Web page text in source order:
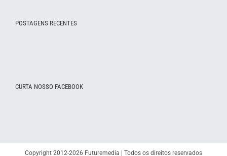
POSTAGENS RECENTES
CURTA NOSSO FACEBOOK
Copyright 2012-2026 Futuremedia | Todos os direitos reservados